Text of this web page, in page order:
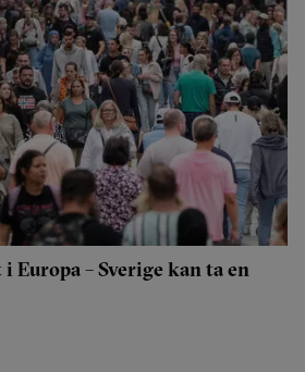
– Sverige kan ta en